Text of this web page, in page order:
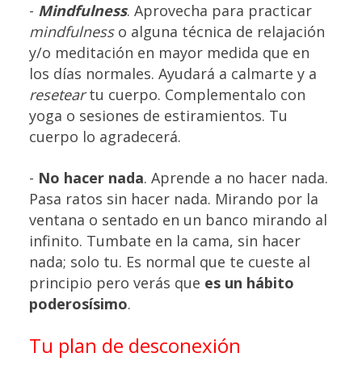
- Mindfulness. Aprovecha para practicar
mindfulnesso alguna técnica de relajación
y/o meditación en mayor medida que en
los días normales. Ayudará a calmarte y a
reseteartu cuerpo. Complementalo con
yoga o sesiones de estiramientos. Tu
cuerpo lo agradecerá.
- No hacer nada. Aprende a no hacer nada.
Pasa ratos sin hacer nada. Mirando por la
ventana o sentado en un banco mirando al
infinito. Tumbate en la cama, sin hacer
nada; solo tu. Es normal que te cueste al
principio pero verás que es un hábito
poderosísimo.
Tu plan de desconexión